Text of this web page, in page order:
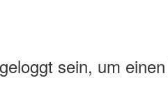
sein, um